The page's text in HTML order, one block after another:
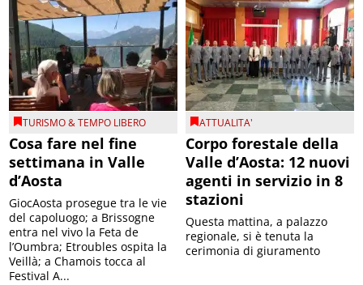
TURISMO & TEMPO LIBERO
Cosa fare nel fine
settimana in Valle
d’Aosta
GiocAosta prosegue tra le vie
del capoluogo; a Brissogne
entra nel vivo la Feta de
l’Oumbra; Etroubles ospita la
Veillà; a Chamois tocca al
Festival A...
ATTUALITA'
Corpo forestale della
Valle d’Aosta: 12 nuovi
agenti in servizio in 8
stazioni
Questa mattina, a palazzo
regionale, si è tenuta la
cerimonia di giuramento